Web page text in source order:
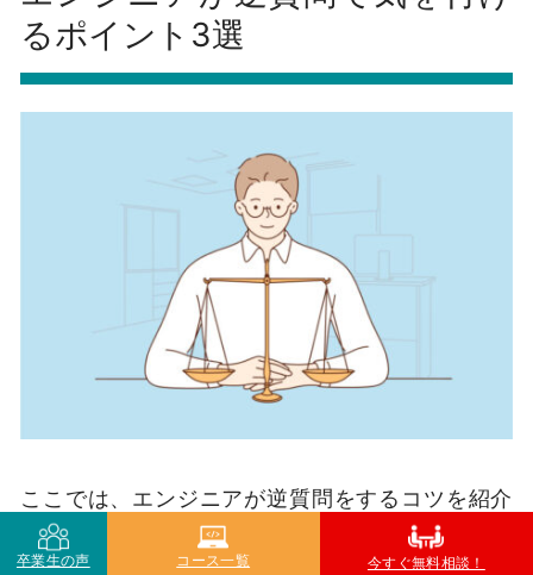
るポイント3選
ここでは、エンジニアが逆質問をするコツを紹介
します。
卒業生の声 コース一覧 今すぐ無料相談！